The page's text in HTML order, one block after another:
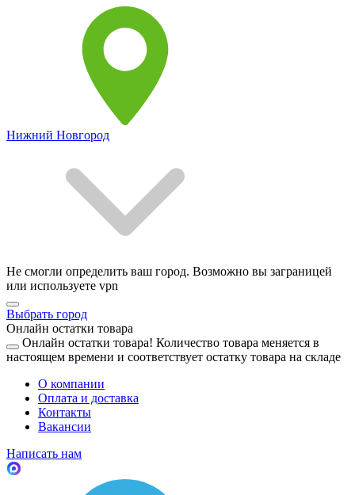
Нижний Новгород
Не смогли определить ваш город. Возможно вы заграницей
или используете vpn
Выбрать город
Онлайн остатки товара
Онлайн остатки товара! Количество товара меняется в
настоящем времени и соответствует остатку товара на складе
О компании
Оплата и доставка
Контакты
Вакансии
Написать нам